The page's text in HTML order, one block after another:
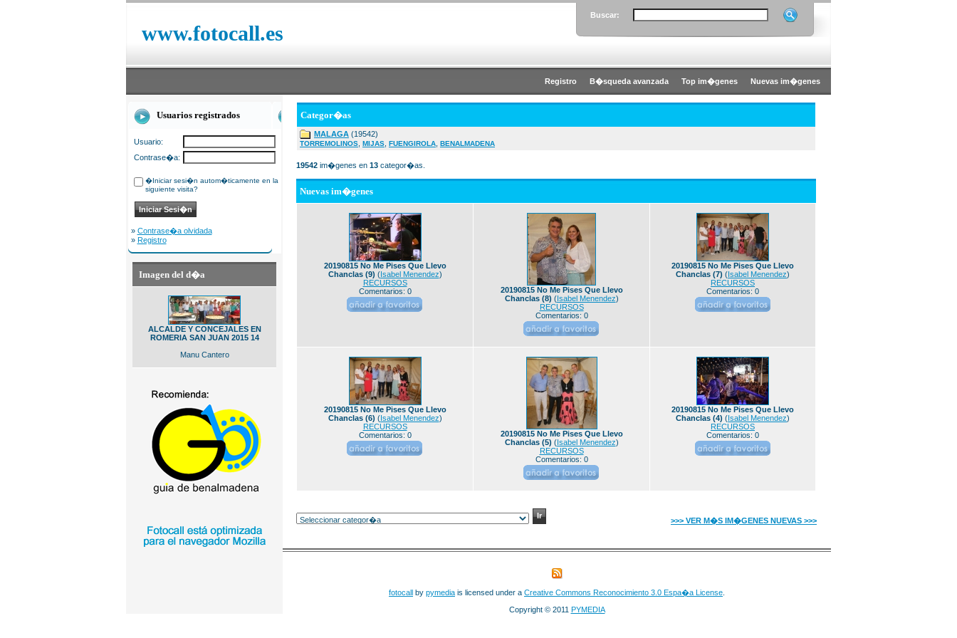
www.fotocall.es
Buscar:
Registro B�squeda avanzada Top im�genes Nuevas im�genes
Usuarios registrados
Usuario:
Contrase�a:
�Iniciar sesi�n autom�ticamente en la
siguiente visita?
» Contrase�a olvidada
» Registro
Imagen del d�a
ALCALDE Y CONCEJALES EN
ROMERIA SAN JUAN 2015 14
Manu Cantero
Categor�as
MALAGA (19542)
TORREMOLINOS MIJAS FUENGIROLA BENALMADENA
19542 im�genes en 13 categor�as.
Nuevas im�genes
20190815 No Me Pises Que Llevo
Chanclas (9) (Isabel Menendez)
RECURSOS
Comentarios: 0
20190815 No Me Pises Que Llevo
Chanclas (8) (Isabel Menendez)
RECURSOS
Comentarios: 0
20190815 No Me Pises Que Llevo
Chanclas (7) (Isabel Menendez)
RECURSOS
Comentarios: 0
20190815 No Me Pises Que Llevo
Chanclas (6) (Isabel Menendez)
RECURSOS
Comentarios: 0
20190815 No Me Pises Que Llevo
Chanclas (5) (Isabel Menendez)
RECURSOS
Comentarios: 0
20190815 No Me Pises Que Llevo
Chanclas (4) (Isabel Menendez)
RECURSOS
Comentarios: 0
>>> VER M�S IM�GENES NUEVAS >>>
fotocall by pymedia is licensed under a Creative Commons Reconocimiento 3.0 Espa�a License
Copyright © 2011 PYMEDIA